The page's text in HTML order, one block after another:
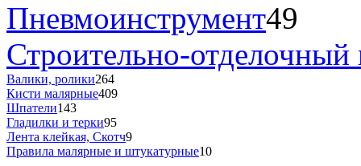
Пневмоинструмент49
Строительно-отделочный
Валики, ролики264
Кисти малярные409
Шпатели143
Гладилки и терки95
Лента клейкая, Скотч9
Правила малярные и штукатурные10